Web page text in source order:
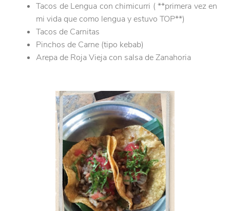
Tacos de Lengua con chimicurri ( **primera vez en
mi vida que como lengua y estuvo TOP**)
Tacos de Carnitas
Pinchos de Carne (tipo kebab)
Arepa de Roja Vieja con salsa de Zanahoria